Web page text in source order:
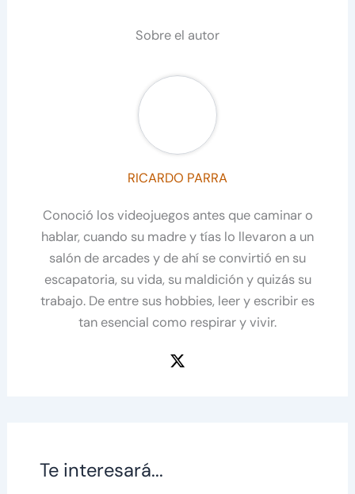
Sobre el autor
RICARDO PARRA
Conoció los videojuegos antes que caminar o
hablar, cuando su madre y tías lo llevaron a un
salón de arcades y de ahí se convirtió en su
escapatoria, su vida, su maldición y quizás su
trabajo. De entre sus hobbies, leer y escribir es
tan esencial como respirar y vivir.
Te interesará...